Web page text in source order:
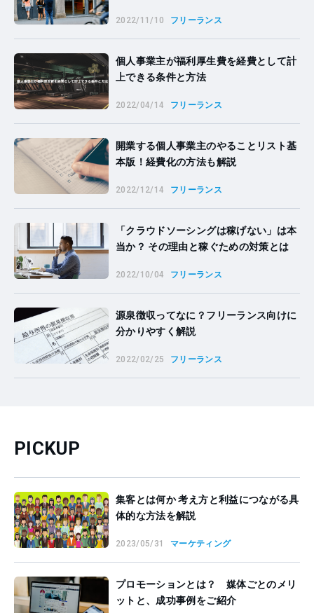
2022/11/10 フリーランス
個人事業主が福利厚生費を経費として計
上できる条件と方法
2022/04/14 フリーランス
開業する個人事業主のやることリスト基
本版！経費化の方法も解説
2022/12/14 フリーランス
「クラウドソーシングは稼げない」は本
当か？ その理由と稼ぐための対策とは
2022/10/04 フリーランス
源泉徴収ってなに？フリーランス向けに
分かりやすく解説
2022/02/25 フリーランス
PICKUP
集客とは何か 考え方と利益につながる具
体的な方法を解説
2023/05/31 マーケティング
プロモーションとは？ 媒体ごとのメリ
ットと、成功事例をご紹介